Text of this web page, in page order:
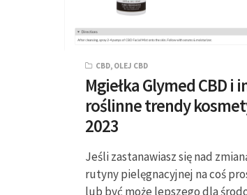
CBD, OLEJ CBD
Mgiełka Glymed CBD i
roślinne trendy
2023
Jeśli zastanawiasz się nad
rutyny pielęgnacyjnej na coś
lub być może lepszego dla